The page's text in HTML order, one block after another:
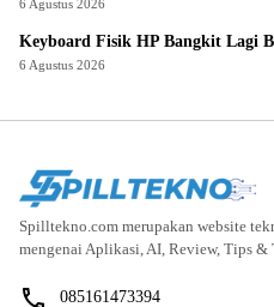
6 Agustus 2026
Keyboard Fisik HP Bangkit Lagi
6 Agustus 2026
Spilltekno.com merupakan website
mengenai Aplikasi, AI, Review, Tips &
085161473394